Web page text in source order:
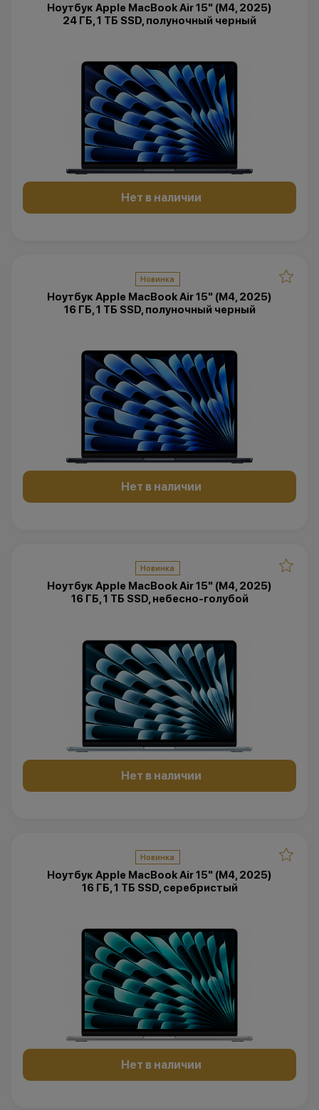
Ноутбук Apple MacBook Air 15" (M4, 2025)
24 ГБ, 1 ТБ SSD, полуночный черный
Нет в наличии
Новинка
Ноутбук Apple MacBook Air 15" (M4, 2025)
16 ГБ, 1 ТБ SSD, полуночный черный
Нет в наличии
Новинка
Ноутбук Apple MacBook Air 15" (M4, 2025)
16 ГБ, 1 ТБ SSD, небесно-голубой
Нет в наличии
Новинка
Ноутбук Apple MacBook Air 15" (M4, 2025)
16 ГБ, 1 ТБ SSD, серебристый
Нет в наличии